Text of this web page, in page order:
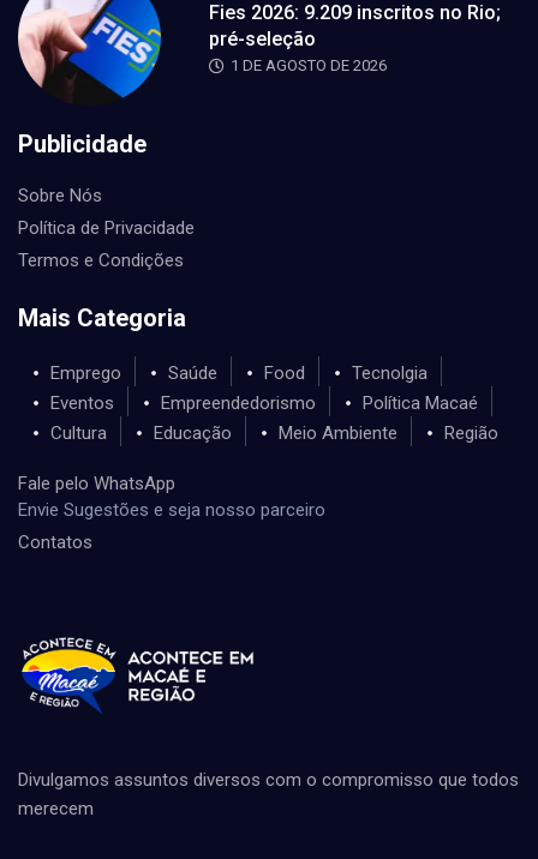
Fies 2026: 9.209 inscritos no Rio;
pré-seleção
1 DE AGOSTO DE 2026
Publicidade
Sobre Nós
Política de Privacidade
Termos e Condições
Mais Categoria
Emprego Saúde Food
Tecnolgia
Eventos
Empreendedorismo
Política Macaé
Cultura
Educação Meio Ambiente Região
Fale pelo WhatsApp
Envie Sugestões e seja nosso parceiro
Contatos
Divulgamos assuntos diversos com o compromisso que todos
merecem